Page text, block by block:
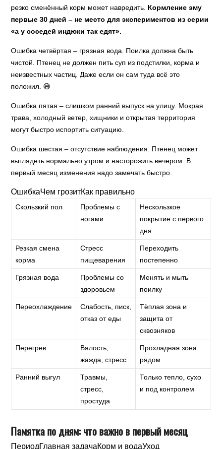
резко сменённый корм может навредить. Кормление эму
первые 30 дней – не место для экспериментов из серии
«а у соседей индюки так едят».
Ошибка четвёртая – грязная вода. Поилка должна быть
чистой. Птенец не должен пить суп из подстилки, корма и
неизвестных частиц. Даже если он сам туда всё это
положил. 😅
Ошибка пятая – слишком ранний выпуск на улицу. Мокрая
трава, холодный ветер, хищники и открытая территория
могут быстро испортить ситуацию.
Ошибка шестая – отсутствие наблюдения. Птенец может
выглядеть нормально утром и насторожить вечером. В
первый месяц изменения надо замечать быстро.
ОшибкаЧем грозитКак правильно
Скользкий пол
Проблемы с
ногами
Нескользкое
покрытие с первого
дня
Резкая смена
корма
Стресс
пищеварения
Переходить
постепенно
Грязная вода
Проблемы со
здоровьем
Менять и мыть
поилку
Переохлаждение
Слабость, писк,
отказ от еды
Тёплая зона и
защита от
сквозняков
Перегрев
Вялость,
жажда, стресс
Прохладная зона
рядом
Ранний выгул
Травмы,
стресс,
простуда
Только тепло, сухо
и под контролем
Памятка по дням: что важно в первый месяц
ПериодГлавная задачаКорм и водаУход